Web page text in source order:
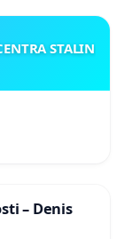
STALIN
– Denis